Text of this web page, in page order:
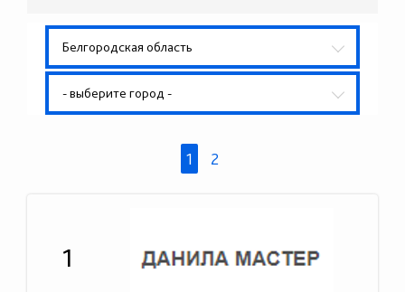
Белгородская область
- выберите город -
1 2
1